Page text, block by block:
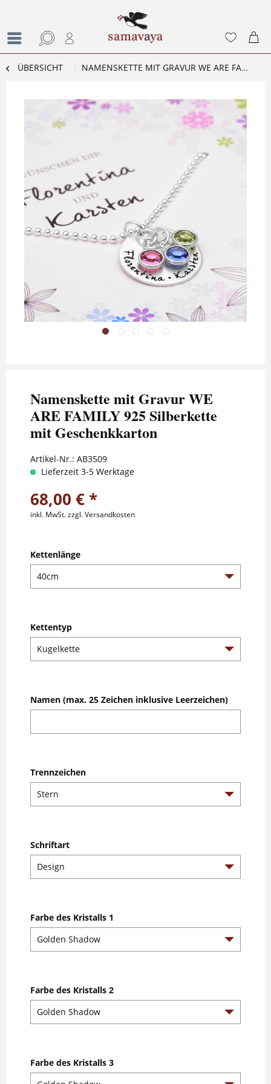
ÜBERSICHT NAMENSKETTE MIT GRAVUR WE ARE FAMILY 925 SILBERKETTE MIT GESCHENKKARTON
Namenskette mit Gravur WE
ARE FAMILY 925 Silberkette
mit Geschenkkarton
Artikel-Nr.: AB3509
Lieferzeit 3-5 Werktage
68,00 € *
inkl. MwSt.zzgl. Versandkosten
Kettenlänge
Kettentyp
Namen (max. 25 Zeichen inklusive Leerzeichen)
Trennzeichen
Schriftart
Farbe des Kristalls 1
Farbe des Kristalls 2
Farbe des Kristalls 3